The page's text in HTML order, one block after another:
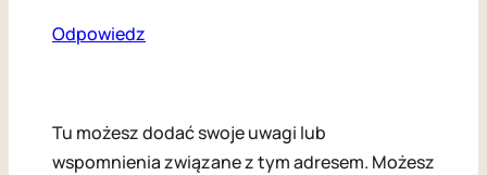
Odpowiedz
Tu możesz dodać swoje uwagi lub
wspomnienia związane z tym adresem. Możesz